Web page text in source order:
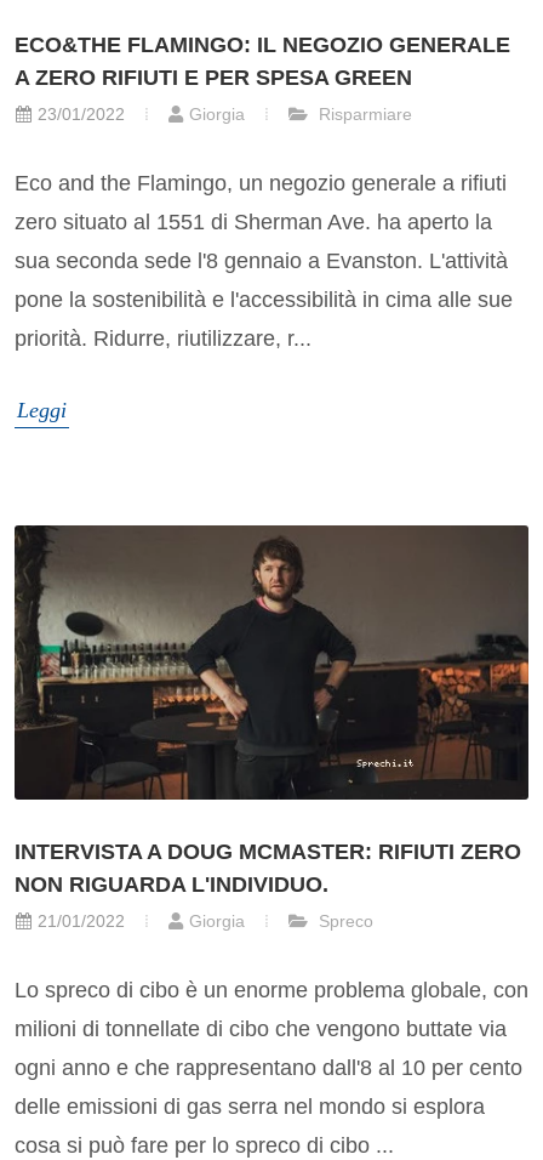
ECO&THE FLAMINGO: IL NEGOZIO GENERALE
A ZERO RIFIUTI E PER SPESA GREEN
23/01/2022 Giorgia Risparmiare
Eco and the Flamingo, un negozio generale a rifiuti
zero situato al 1551 di Sherman Ave. ha aperto la
sua seconda sede l'8 gennaio a Evanston. L'attività
pone la sostenibilità e l'accessibilità in cima alle sue
priorità. Ridurre, riutilizzare, r...
Leggi
INTERVISTA A DOUG MCMASTER: RIFIUTI ZERO
NON RIGUARDA L'INDIVIDUO.
21/01/2022 Giorgia Spreco
Lo spreco di cibo è un enorme problema globale, con
milioni di tonnellate di cibo che vengono buttate via
ogni anno e che rappresentano dall'8 al 10 per cento
delle emissioni di gas serra nel mondo si esplora
cosa si può fare per lo spreco di cibo ...